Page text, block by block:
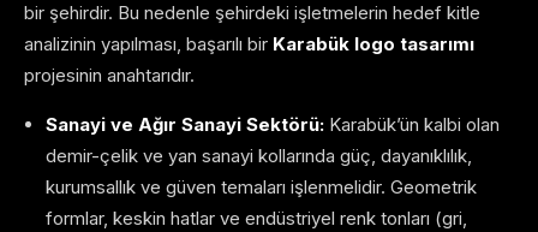
bir şehirdir. Bu nedenle şehirdeki işletmelerin hedef kitle
analizinin yapılması, başarılı bir Karabük logo tasarımı
projesinin anahtarıdır.
Sanayi ve Ağır Sanayi Sektörü: Karabük’ün kalbi olan
demir-çelik ve yan sanayi kollarında güç, dayanıklılık,
kurumsallık ve güven temaları işlenmelidir. Geometrik
formlar, keskin hatlar ve endüstriyel renk tonları (gri,